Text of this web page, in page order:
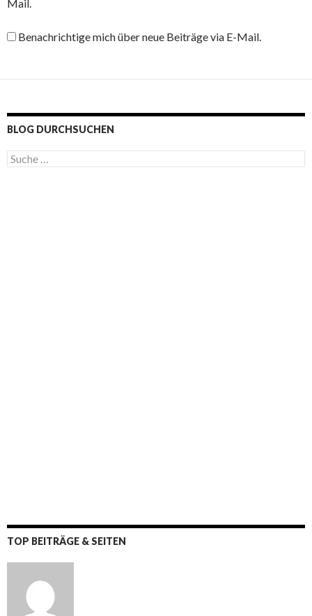
Mail.
Benachrichtige mich über neue Beiträge via E-Mail.
BLOG DURCHSUCHEN
S
u
TOP BEITRÄGE & SEITEN